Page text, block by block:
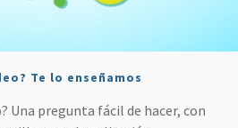
Te lo enseñamos
Una pregunta fácil de hacer, con